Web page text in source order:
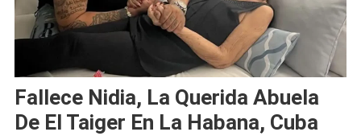
Fallece Nidia, La Querida Abuela
De El Taiger En La Habana, Cuba